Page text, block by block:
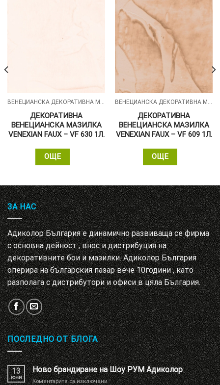
ВЕНЕЦИАНСКА ДЕКОРАТИВНА МАЗИЛКА - VENEXIAN FAUX
ДЕКОРАТИВНА
ВЕНЕЦИАНСКА МАЗИЛКА
VENEXIAN FAUX – VF 630 1Л.
ОЩЕ
ВЕНЕЦИАНСКА ДЕКОРАТИВНА МАЗИЛКА - VENEXIAN FAUX
ДЕКОРАТИВНА
ВЕНЕЦИАНСКА МАЗИЛКА
VENEXIAN FAUX – VF 609 1Л.
ОЩЕ
ЗА НАС
Адиколор България е динамично развиваща се фирма
с основна дейност , внос и дистрибуция на
декоративните бои и мазилки. Адиколор България
оперира на българския пазар вече 10години , като
разполага с дистрибутори и офиси в цяла България.
ПОСЛЕДНО ОТ БЛОГА
13
юни
Ново брандиране на Шоу РУМ Адиколор
Коментарите са изключениза